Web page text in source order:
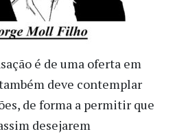
é de uma oferta em
deve contemplar
de forma a permitir que
desejarem